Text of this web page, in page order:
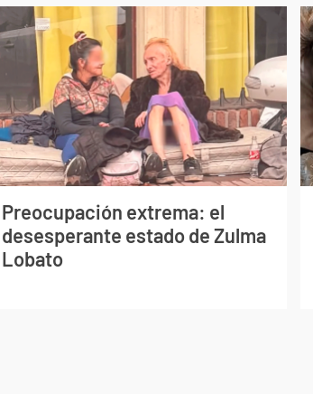
Preocupación extrema: el
desesperante estado de Zulma
Lobato